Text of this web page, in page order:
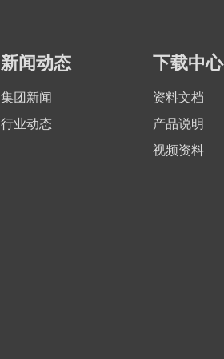
新闻动态
集团新闻
行业动态
下载中心
资料文档
产品说明
视频资料